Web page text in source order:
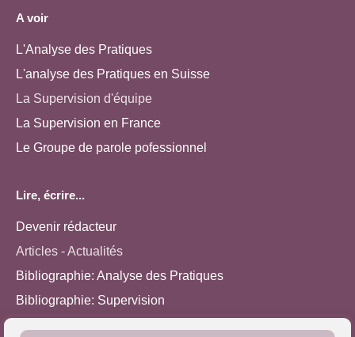
A voir
L'Analyse des Pratiques
L'analyse des Pratiques en Suisse
La Supervision d'équipe
La Supervision en France
Le Groupe de parole pofessionnel
Lire, écrire...
Devenir rédacteur
Articles - Actualités
Bibliographie: Analyse des Pratiques
Bibliographie: Supervision